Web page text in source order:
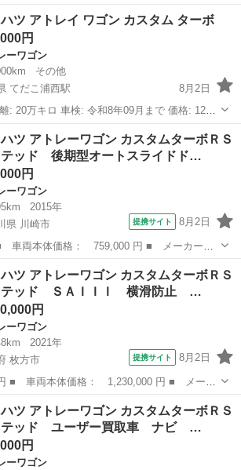
名： アトレーワゴン ■ グレード名： カ
Ｒ９年１月 ＨＤＤナビ フルセグＴＶ Ｂ
トレーワゴン
ツ アトレイ ワゴン カスタム ターボ
円
ーワゴン
その他
てだこ浦西駅
8月2日
県中頭郡北中城村
だこ浦西駅 アトレーワゴン アトレイ
ツ アトレーワゴン カスタムターボＲＳ
テッド 後期型オートスライドド…
円
ーワゴン
2015年
県 川崎市
提携サイト 8月2日
名： アトレーワゴン ■ グレード名： カ
ッド 後期型オートスライドドアディスチャ
トレーワゴン
ツ アトレーワゴン カスタムターボＲＳ
テッド ＳＡＩＩＩ 横滑防止 …
円
ーワゴン
2021年
枚方市
提携サイト 8月2日
種名： アトレーワゴン ■ グレード名：
ミテッド ＳＡＩＩＩ 横滑防止 片側電動ド
トレーワゴン
ツ アトレーワゴン カスタムターボＲＳ
テッド ユーザー買取車 ナビ …
円
ーワゴン